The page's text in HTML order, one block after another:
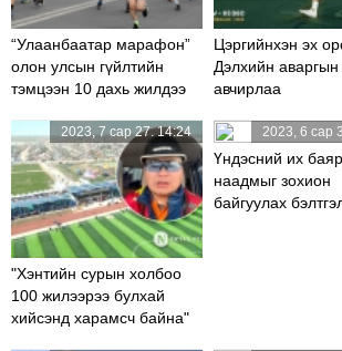
“Улаанбаатар марафон”
олон улсын гүйлтийн
тэмцээн 10 дахь жилдээ
Цэргийнхэн эх
Дэлхийн
авчирлаа
"Хэнтийн сурын холбоо
100 жилээрээ булхай
хийсэнд харамсч байна"
2023, 7 сар 27. 14:24
Үндэсний их баяр
наадмыг зохион
байгуулах
2023, 6 сар